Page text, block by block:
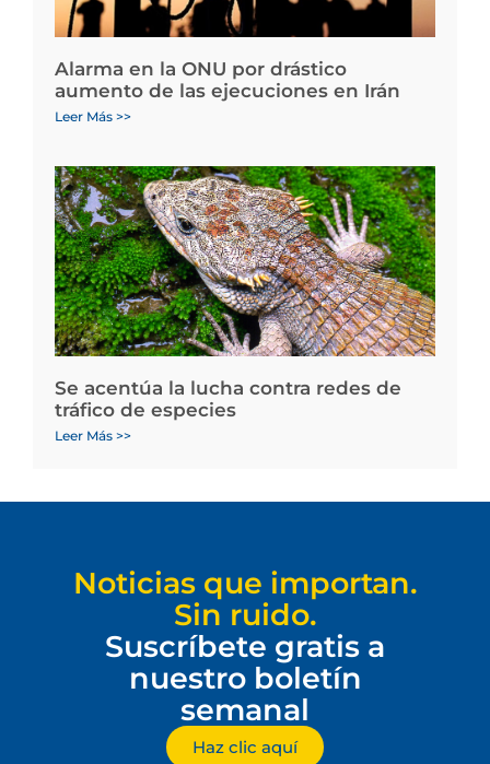
Alarma en la ONU por drástico
aumento de las ejecuciones en Irán
Leer Más >>
Se acentúa la lucha contra redes de
tráfico de especies
Leer Más >>
Noticias que importan.
Sin ruido.
Suscríbete gratis a
nuestro boletín
semanal
Haz clic aquí